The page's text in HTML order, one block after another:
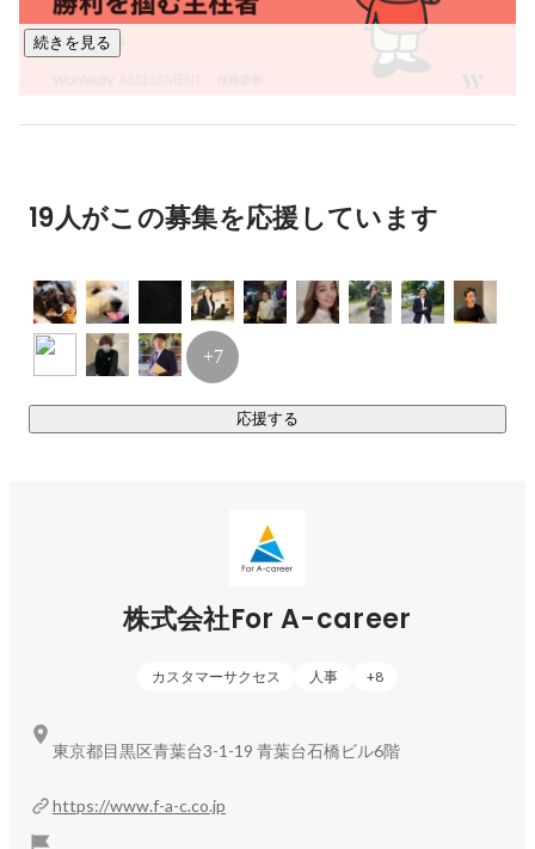
続きを見る
19人がこの募集を応援しています
応援する
+7
株式会社For A-career
カスタマーサクセス 人事 +8
https://www.f-a-c.co.jp
東京都目黒区青葉台3-1-19 青葉台石橋ビル6階